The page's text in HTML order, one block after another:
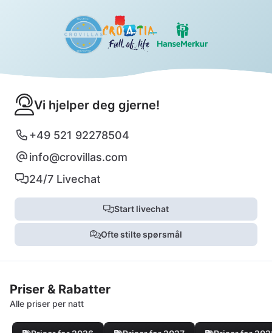
Vi hjelper deg gjerne!
+49 521 92278504
info@crovillas.com
24/7 Livechat
Start livechat
Ofte stilte spørsmål
Priser & Rabatter
Alle priser per natt